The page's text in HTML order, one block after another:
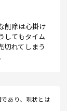
削除は心掛け
してもタイム
切れてしまう
あり、現状とは